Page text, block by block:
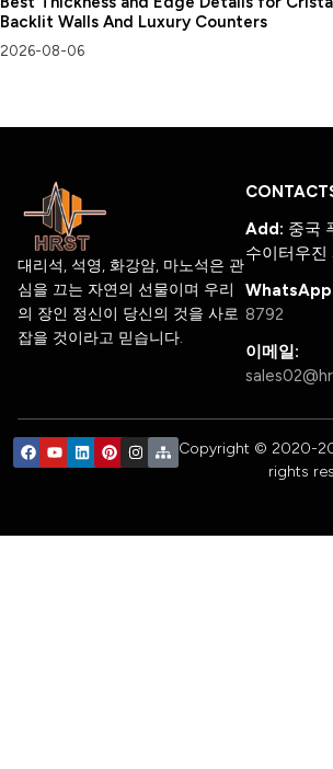
Backlit Walls And Luxury Counters
2026-08-06
대리석, 석영, 화강암, 마노석은 관
심을 끄는 자연의 선물이며 우리
의 장인 정신이 당신의 것을 사로
잡을 것이라고 믿습니다.
Add: 중국
수이터우진
8792
이메일:
Copyright © 2020-
rights